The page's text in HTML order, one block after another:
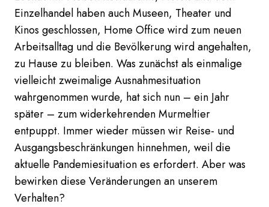
Einzelhandel haben auch Museen, Theater und
Kinos geschlossen, Home Office wird zum neuen
Arbeitsalltag und die Bevölkerung wird angehalten,
zu Hause zu bleiben. Was zunächst als einmalige
vielleicht zweimalige Ausnahmesituation
wahrgenommen wurde, hat sich nun – ein Jahr
später – zum widerkehrenden Murmeltier
entpuppt. Immer wieder müssen wir Reise- und
Ausgangsbeschränkungen hinnehmen, weil die
aktuelle Pandemiesituation es erfordert. Aber was
bewirken diese Veränderungen an unserem
Verhalten?